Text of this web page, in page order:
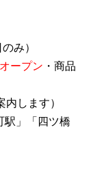
み）
ープン ・商品
します）
駅」「四ツ橋